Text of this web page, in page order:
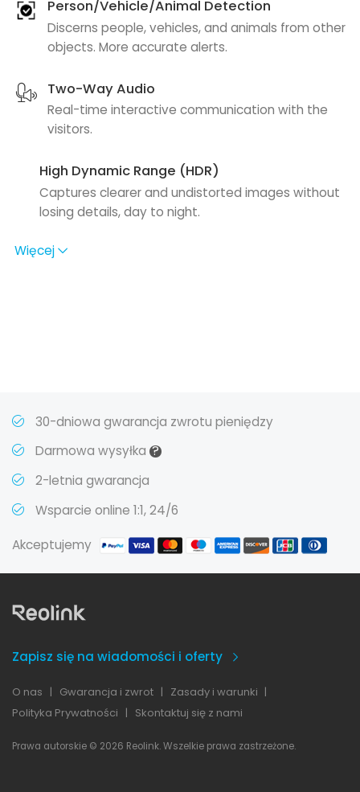
Person/Vehicle/Animal Detection
Discerns people, vehicles, and animals from other
objects. More accurate alerts.
Two-Way Audio
Real-time interactive communication with the
visitors.
High Dynamic Range (HDR)
Captures clearer and undistorted images without
losing details, day to night.
Więcej
30-dniowa gwarancja zwrotu pieniędzy
Darmowa wysyłka ?
2-letnia gwarancja
Wsparcie online 1:1, 24/6
Akceptujemy
Zapisz się na wiadomości i oferty
O nas | Gwarancja i zwrot | Zasady i warunki |
Polityka Prywatności | Skontaktuj się z nami
Prawa autorskie © 2026 Reolink. Wszelkie prawa zastrzeżone.